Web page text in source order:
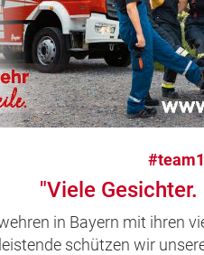
"Viele
in Bayern mit ihren
schützen wir